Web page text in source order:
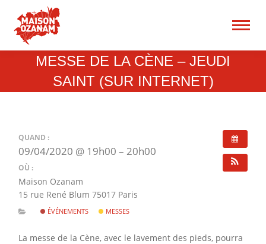
:
MESSE DE LA CÈNE – JEUDI
SAINT (SUR INTERNET)
QUAND :
09/04/2020 @ 19h00 – 20h00
OÙ :
Maison Ozanam
15 rue René Blum 75017 Paris
ÉVÉNEMENTS MESSES
La messe de la Cène, avec le lavement des pieds, pourra